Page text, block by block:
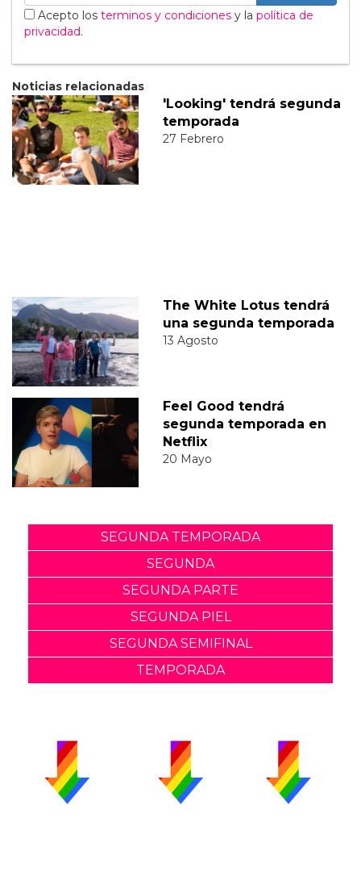
Acepto los terminos y condiciones y la política de
privacidad.
Noticias relacionadas
'Looking' tendrá segunda
temporada
27 Febrero
The White Lotus tendrá
una segunda temporada
13 Agosto
Feel Good tendrá
segunda temporada en
Netflix
20 Mayo
SEGUNDA TEMPORADA
SEGUNDA
SEGUNDA PARTE
SEGUNDA PIEL
SEGUNDA SEMIFINAL
TEMPORADA